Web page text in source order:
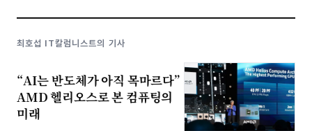
최호섭 IT칼럼니스트의 기사
“AI는 반도체가 아직 목마르다”
AMD 헬리오스로 본 컴퓨팅의
미래